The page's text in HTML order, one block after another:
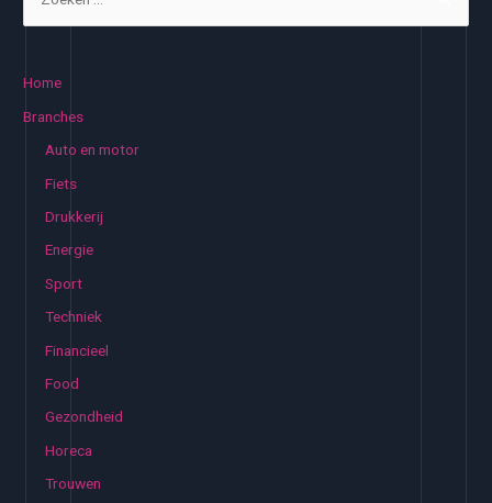
Home
Branches
Auto en motor
Fiets
Drukkerij
Energie
Sport
Techniek
Financieel
Food
Gezondheid
Horeca
Trouwen